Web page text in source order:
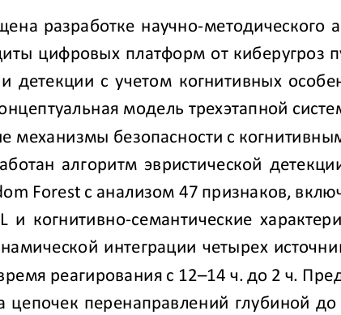
разработке научно-методического
цифровых платформ от киберугроз
детекции с учетом когнитивных
модель трехэтапной
механизмы безопасности с
алгоритм эвристической
Forest с анализом 47 признаков,
и когнитивно-семантические
интеграции четырех
реагирования с 12–14 ч. до 2 ч.
цепочек перенаправлений глубиной до